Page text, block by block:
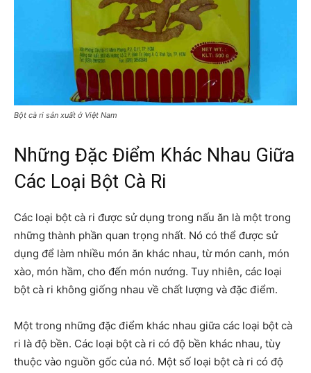
Bột cà ri sản xuất ở Việt Nam
Những Đặc Điểm Khác Nhau Giữa
Các Loại Bột Cà Ri
Các loại bột cà ri được sử dụng trong nấu ăn là một trong
những thành phần quan trọng nhất. Nó có thể được sử
dụng để làm nhiều món ăn khác nhau, từ món canh, món
xào, món hầm, cho đến món nướng. Tuy nhiên, các loại
bột cà ri không giống nhau về chất lượng và đặc điểm.
Một trong những đặc điểm khác nhau giữa các loại bột cà
ri là độ bền. Các loại bột cà ri có độ bền khác nhau, tùy
thuộc vào nguồn gốc của nó. Một số loại bột cà ri có độ